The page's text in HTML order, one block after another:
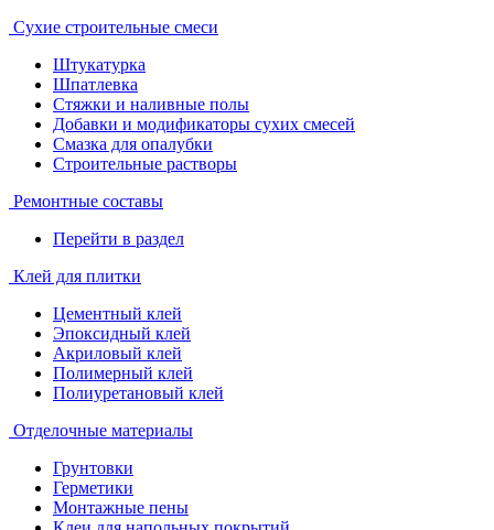
Сухие строительные смеси
Штукатурка
Шпатлевка
Стяжки и наливные полы
Добавки и модификаторы сухих смесей
Смазка для опалубки
Строительные растворы
Ремонтные составы
Перейти в раздел
Клей для плитки
Цементный клей
Эпоксидный клей
Акриловый клей
Полимерный клей
Полиуретановый клей
Отделочные материалы
Грунтовки
Герметики
Монтажные пены